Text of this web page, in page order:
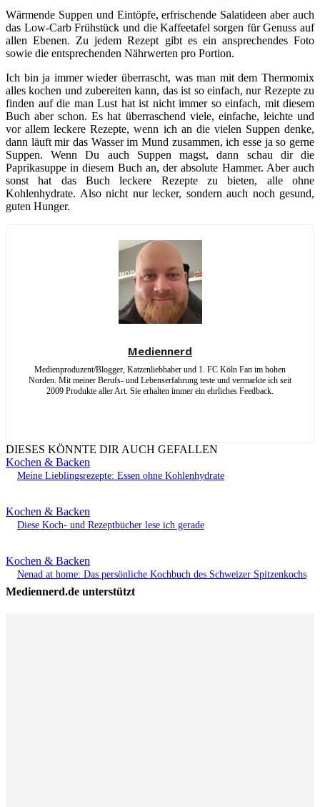
Wärmende Suppen und Eintöpfe, erfrischende Salatideen aber auch
das Low-Carb Frühstück und die Kaffeetafel sorgen für Genuss auf
allen Ebenen. Zu jedem Rezept gibt es ein ansprechendes Foto
sowie die entsprechenden Nährwerten pro Portion.
Ich bin ja immer wieder überrascht, was man mit dem Thermomix
alles kochen und zubereiten kann, das ist so einfach, nur Rezepte zu
finden auf die man Lust hat ist nicht immer so einfach, mit diesem
Buch aber schon. Es hat überraschend viele, einfache, leichte und
vor allem leckere Rezepte, wenn ich an die vielen Suppen denke,
dann läuft mir das Wasser im Mund zusammen, ich esse ja so gerne
Suppen. Wenn Du auch Suppen magst, dann schau dir die
Paprikasuppe in diesem Buch an, der absolute Hammer. Aber auch
sonst hat das Buch leckere Rezepte zu bieten, alle ohne
Kohlenhydrate. Also nicht nur lecker, sondern auch noch gesund,
guten Hunger.
Mediennerd
Medienproduzent/Blogger, Katzenliebhaber und 1. FC Köln Fan im hohen
Norden. Mit meiner Berufs- und Lebenserfahrung teste und vermarkte ich seit
2009 Produkte aller Art. Sie erhalten immer ein ehrliches Feedback.
DIESES KÖNNTE DIR AUCH GEFALLEN
Kochen & Backen
Meine Lieblingsrezepte: Essen ohne Kohlenhydrate
Kochen & Backen
Diese Koch- und Rezeptbücher lese ich gerade
Kochen & Backen
Nenad at home: Das persönliche Kochbuch des Schweizer Spitzenkochs
Mediennerd.de unterstützt